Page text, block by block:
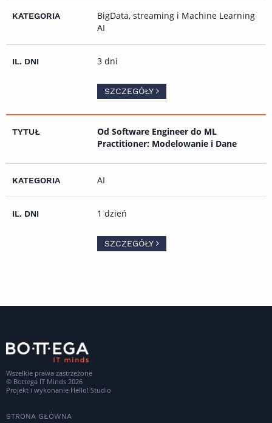
BigData, streaming i Machine Learning
AI
3 dni
SZCZEGÓŁY
Od Software Engineer do ML
Practitioner: Modelowanie i Dane
AI
1 dzień
SZCZEGÓŁY
Wszelkie prawa zastrzeżone
© Bottega IT Minds 2026
Projekt i wykonanie Hello! Studio
STRONA GŁÓWNA